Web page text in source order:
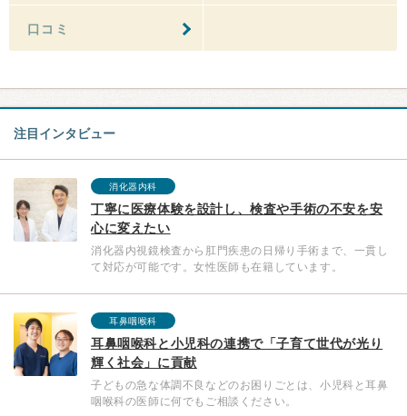
口コミ
注目インタビュー
消化器内科
丁寧に医療体験を設計し、検査や手術の不安を安
心に変えたい
消化器内視鏡検査から肛門疾患の日帰り手術まで、一貫し
て対応が可能です。女性医師も在籍しています。
耳鼻咽喉科
耳鼻咽喉科と小児科の連携で「子育て世代が光り
輝く社会」に貢献
子どもの急な体調不良などのお困りごとは、小児科と耳鼻
咽喉科の医師に何でもご相談ください。